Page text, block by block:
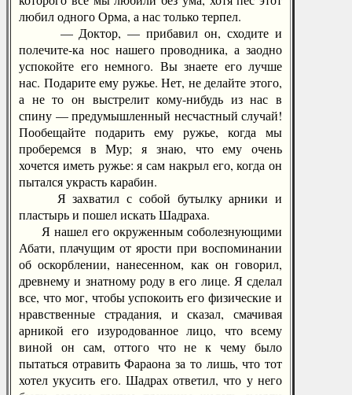
любил одного Орма, а нас только терпел.
— Доктор, — прибавил он, сходите и
полечите-ка нос нашего проводника, а заодно
успокойте его немного. Вы знаете его лучше
нас. Подарите ему ружье. Нет, не делайте этого,
а не то он выстрелит кому-нибудь из нас в
спину — предумышленный несчастный случай!
Пообещайте подарить ему ружье, когда мы
проберемся в Мур; я знаю, что ему очень
хочется иметь ружье: я сам накрыл его, когда он
пытался украсть карабин.
Я захватил с собой бутылку арники и
пластырь и пошел искать Шадраха.
Я нашел его окруженным соболезнующими
Абати, плачущим от ярости при воспоминании
об оскорблении, нанесенном, как он говорил,
древнему и знатному роду в его лице. Я сделал
все, что мог, чтобы успокоить его физические и
нравственные страдания, и сказал, смачивая
арникой его изуродованное лицо, что всему
виной он сам, оттого что не к чему было
пытаться отравить Фараона за то лишь, что тот
хотел укусить его. Шадрах ответил, что у него